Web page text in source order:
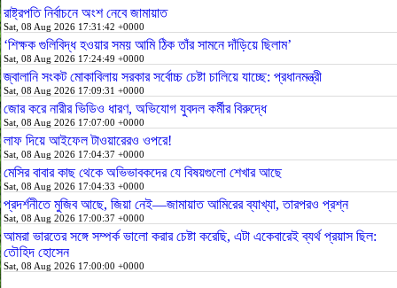
রাষ্ট্রপতি নির্বাচনে অংশ নেবে জামায়াত
Sat, 08 Aug 2026 17:31:42 +0000
‘শিক্ষক গুলিবিদ্ধ হওয়ার সময় আমি ঠিক তাঁর সামনে দাঁড়িয়ে ছিলাম’
Sat, 08 Aug 2026 17:24:49 +0000
জ্বালানি সংকট মোকাবিলায় সরকার সর্বোচ্চ চেষ্টা চালিয়ে যাচ্ছে: প্রধানমন্ত্রী
Sat, 08 Aug 2026 17:09:31 +0000
জোর করে নারীর ভিডিও ধারণ, অভিযোগ যুবদল কর্মীর বিরুদ্ধে
Sat, 08 Aug 2026 17:07:00 +0000
লাফ দিয়ে আইফেল টাওয়ারেরও ওপরে!
Sat, 08 Aug 2026 17:04:37 +0000
মেসির বাবার কাছ থেকে অভিভাবকদের যে বিষয়গুলো শেখার আছে
Sat, 08 Aug 2026 17:04:33 +0000
প্রদর্শনীতে মুজিব আছে, জিয়া নেই—জামায়াত আমিরের ব্যাখ্যা, তারপরও প্রশ্ন
Sat, 08 Aug 2026 17:00:37 +0000
আমরা ভারতের সঙ্গে সম্পর্ক ভালো করার চেষ্টা করেছি, এটা একেবারেই ব্যর্থ প্রয়াস ছিল:
তৌহিদ হোসেন
Sat, 08 Aug 2026 17:00:00 +0000